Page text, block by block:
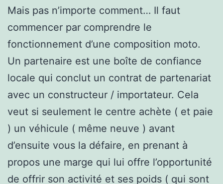
Mais pas n’importe comment… Il faut
commencer par comprendre le
fonctionnement d’une composition moto.
Un partenaire est une boîte de confiance
locale qui conclut un contrat de partenariat
avec un constructeur / importateur. Cela
veut si seulement le centre achète ( et paie
) un véhicule ( même neuve ) avant
d’ensuite vous la défaire, en prenant à
propos une marge qui lui offre l’opportunité
de offrir son activité et ses poids ( qui sont